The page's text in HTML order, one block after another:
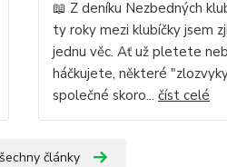
📖 Z deníku Nezbedných
ty roky mezi klubíčky jsem
jednu věc. Ať už pletete
háčkujete, některé
společné skoro... číst celé
články